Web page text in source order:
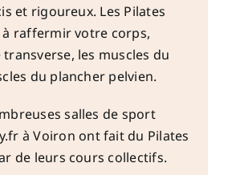
et rigoureux. Les Pilates
raffermir votre corps,
les muscles du
du plancher pelvien.
salles de sport
à Voiron ont fait du Pilates
de leurs cours collectifs.